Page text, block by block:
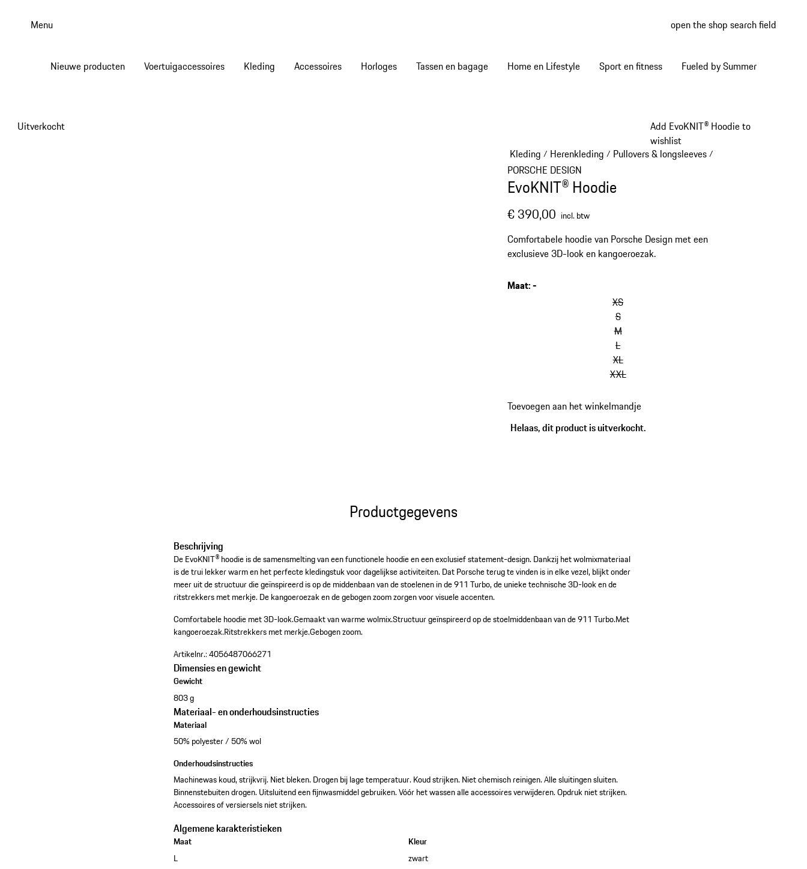
Menu open the shop search field
Nieuwe producten Voertuigaccessoires Kleding Accessoires Horloges Tassen en bagage Home en Lifestyle Sport en fitness Fueled by Summer
Add EvoKNIT® Hoodie to
wishlist
Uitverkocht
Kleding / Herenkleding / Pullovers & longsleeves/
PORSCHE DESIGN
EvoKNIT® Hoodie
€ 390,00 incl. btw
Comfortabele hoodie van Porsche Design met een
exclusieve 3D-look en kangoeroezak.
Maat:-
XS
S
M
L
XL
XXL
Toevoegen aan het winkelmandje
Helaas, dit product is uitverkocht.
Productgegevens
Beschrijving
De EvoKNIT® hoodie is de samensmelting van een functionele hoodie en een exclusief statement-design. Dankzij het wolmixmateriaal
is de trui lekker warm en het perfecte kledingstuk voor dagelijkse activiteiten. Dat Porsche terug te vinden is in elke vezel, blijkt onder
meer uit de structuur die geïnspireerd is op de middenbaan van de stoelenen in de 911 Turbo, de unieke technische 3D-look en de
ritstrekkers met merkje. De kangoeroezak en de gebogen zoom zorgen voor visuele accenten.
Comfortabele hoodie met 3D-look.Gemaakt van warme wolmix.Structuur geïnspireerd op de stoelmiddenbaan van de 911 Turbo.Met
kangoeroezak.Ritstrekkers met merkje.Gebogen zoom.
Artikelnr.:4056487066271
Dimensies en gewicht
Gewicht
803 g
Materiaal- en onderhoudsinstructies
Materiaal
50% polyester / 50% wol
Onderhoudsinstructies
Machinewas koud, strijkvrij. Niet bleken. Drogen bij lage temperatuur. Koud strijken. Niet chemisch reinigen. Alle sluitingen sluiten.
Binnenstebuiten drogen. Uitsluitend een fijnwasmiddel gebruiken. Vóór het wassen alle accessoires verwijderen. Opdruk niet strijken.
Accessoires of versiersels niet strijken.
Algemene karakteristieken
Maat
L
Kleur
zwart